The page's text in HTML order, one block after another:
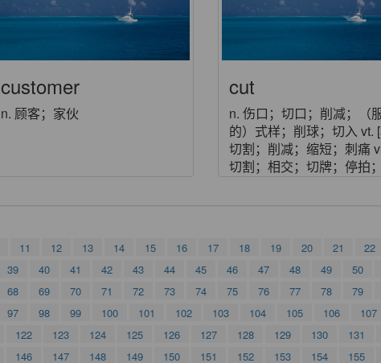
customer
n. 顾客；家伙
cut
n. 伤口；切口；削减；（
的）式样；削球；切入 vt.
切割；削减；缩短；刺痛
切割；相交；切牌；停拍
11 12 13 14 15 16 17 18 19 20 21 22
39 40 41 42 43 44 45 46 47 48 49 50
68 69 70 71 72 73 74 75 76 77 78 79
97 98 99 100 101 102 103 104 105 106 107
122 123 124 125 126 127 128 129 130 131
146 147 148 149 150 151 152 153 154 155